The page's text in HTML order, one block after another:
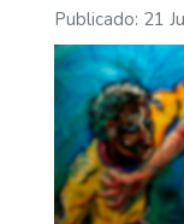
Publicado: 21